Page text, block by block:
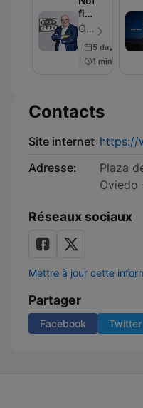
fin
de
semana
OndaCero - Épisode 297
5 days ago
1 min
Contacts
Site internet https://
Adresse:
Plaza
Oviedo
Réseaux sociaux
Mettre à jour cette
Partager
Facebook Twitter